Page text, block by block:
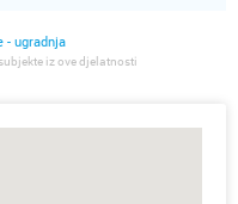
- ugradnja
iz ove djelatnosti